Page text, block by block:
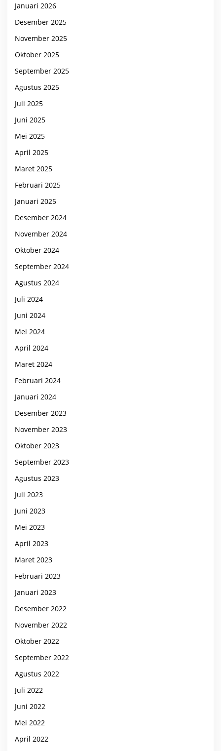
Januari 2026
Desember 2025
November 2025
Oktober 2025
September 2025
Agustus 2025
Juli 2025
Juni 2025
Mei 2025
April 2025
Maret 2025
Februari 2025
Januari 2025
Desember 2024
November 2024
Oktober 2024
September 2024
Agustus 2024
Juli 2024
Juni 2024
Mei 2024
April 2024
Maret 2024
Februari 2024
Januari 2024
Desember 2023
November 2023
Oktober 2023
September 2023
Agustus 2023
Juli 2023
Juni 2023
Mei 2023
April 2023
Maret 2023
Februari 2023
Januari 2023
Desember 2022
November 2022
Oktober 2022
September 2022
Agustus 2022
Juli 2022
Juni 2022
Mei 2022
April 2022